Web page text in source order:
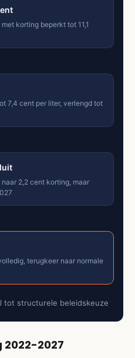
korting beperkt tot 11,1
7,4 cent per liter, verlengd tot
2,2 cent korting, maar
terugkeer naar normale
tot structurele beleidskeuze
2027